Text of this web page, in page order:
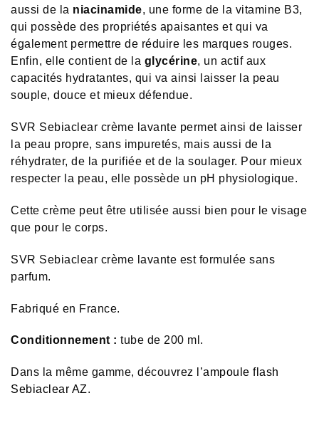
aussi de la niacinamide, une forme de la vitamine B3,
qui possède des propriétés apaisantes et qui va
également permettre de réduire les marques rouges.
Enfin, elle contient de la glycérine, un actif aux
capacités hydratantes, qui va ainsi laisser la peau
souple, douce et mieux défendue.
SVR Sebiaclear crème lavante permet ainsi de laisser
la peau propre, sans impuretés, mais aussi de la
réhydrater, de la purifiée et de la soulager. Pour mieux
respecter la peau, elle possède un pH physiologique.
Cette crème peut être utilisée aussi bien pour le visage
que pour le corps.
SVR Sebiaclear crème lavante est formulée sans
parfum.
Fabriqué en France.
Conditionnement : tube de 200 ml.
Dans la même gamme, découvrez l’ampoule flash
Sebiaclear AZ.